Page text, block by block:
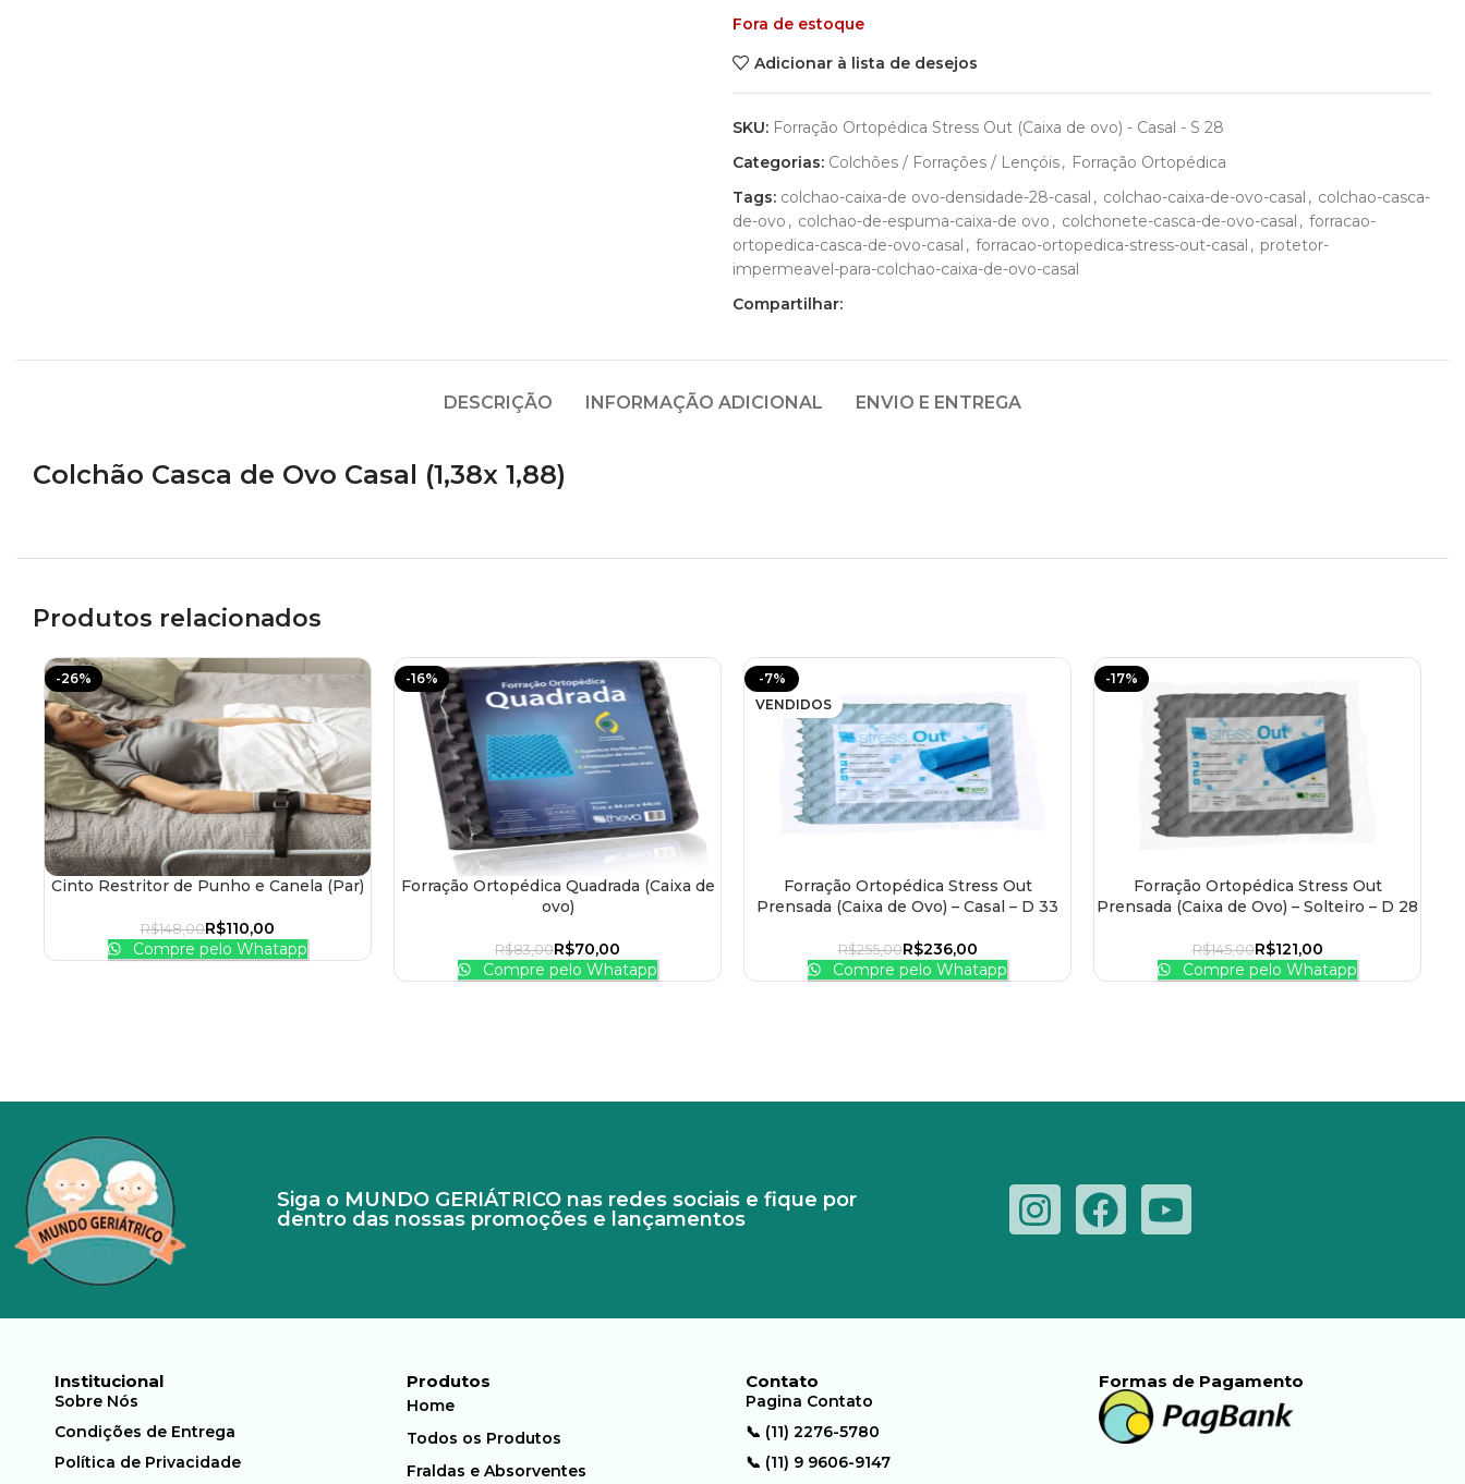
Fora de estoque
Adicionar à lista de desejos
SKU: Forração Ortopédica Stress Out (Caixa de ovo) - Casal - S 28
Categorias: Colchões / Forrações / Lençóis, Forração Ortopédica
Tags: colchao-caixa-de ovo-densidade-28-casal , colchao-caixa-de-ovo-casal , colchao-casca-
de-ovo , colchao-de-espuma-caixa-de ovo , colchonete-casca-de-ovo-casal , forracao-
ortopedica-casca-de-ovo-casal , forracao-ortopedica-stress-out-casal , protetor-
impermeavel-para-colchao-caixa-de-ovo-casal
Compartilhar:
DESCRIÇÃO INFORMAÇÃO ADICIONAL ENVIO E ENTREGA
Colchão Casca de Ovo Casal (1,38x 1,88)
Produtos relacionados
-26%
ADICIONAR AO CARRINHO
Cinto Restritor de Punho e Canela (Par)
R$148,00R$110,00
Compre pelo Whatapp
-16%
ADICIONAR AO CARRINHO
Forração Ortopédica Quadrada (Caixa de
ovo)
R$83,00R$70,00
Compre pelo Whatapp
-7%
VENDIDOS
LER MAISForração Ortopédica Stress Out
Prensada (Caixa de Ovo) – Casal – D 33
R$255,00R$236,00
Compre pelo Whatapp
-17%
ADICIONAR AO CARRINHO
Forração Ortopédica Stress Out
Prensada (Caixa de Ovo) – Solteiro – D 28
R$145,00R$121,00
Compre pelo Whatapp
Siga o MUNDO GERIÁTRICO nas redes sociais e fique por
dentro das nossas promoções e lançamentos
Institucional
Sobre Nós
Condições de Entrega
Política de Privacidade
Produtos
Home
Todos os Produtos
Fraldas e Absorventes
Contato
Pagina Contato
📞 (11) 2276-5780
📞 (11) 9 9606-9147
Formas de Pagamento